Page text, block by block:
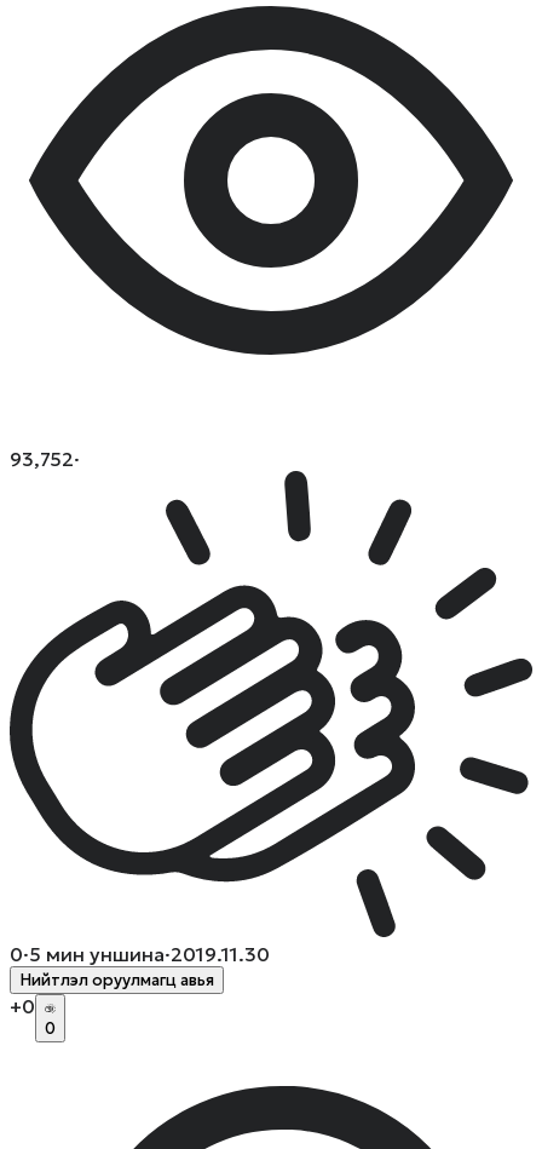
93,752·
0·5 мин уншина·2019.11.30
Нийтлэл оруулмагц авья
+0
0